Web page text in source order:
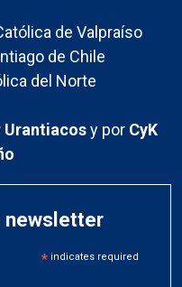
de Valpraíso
de Chile
del Norte
Urantiacosy por CyK
newsletter
*indicates required